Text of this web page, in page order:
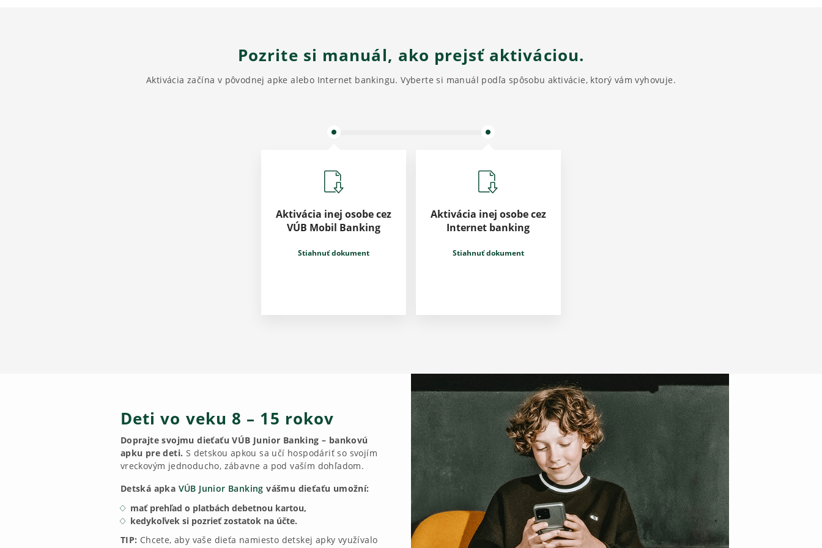
Pozrite si manuál, ako prejsť aktiváciou.
Aktivácia začína v pôvodnej apke alebo Internet bankingu. Vyberte si manuál podľa spôsobu aktivácie, ktorý vám vyhovuje.
Aktivácia inej osobe cez
VÚB Mobil Banking
Stiahnuť dokument
Aktivácia inej osobe cez
Internet banking
Stiahnuť dokument
Deti vo veku 8 – 15 rokov
Doprajte svojmu dieťaťu VÚB Junior Banking – bankovú
apku pre deti. S detskou apkou sa učí hospodáriť so svojím
vreckovým jednoducho, zábavne a pod vaším dohľadom.
Detská apka VÚB Junior Bankingvášmu dieťaťu umožní:
mať prehľad o platbách debetnou kartou,
kedykoľvek si pozrieť zostatok na účte.
TIP: Chcete, aby vaše dieťa namiesto detskej apky využívalo